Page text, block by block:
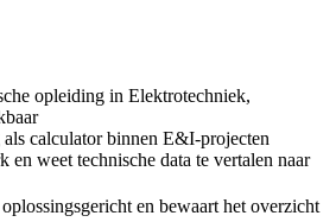
opleiding in Elektrotechniek,
calculator binnen E&I-projecten
en weet technische data te vertalen naar
en bewaart het overzicht